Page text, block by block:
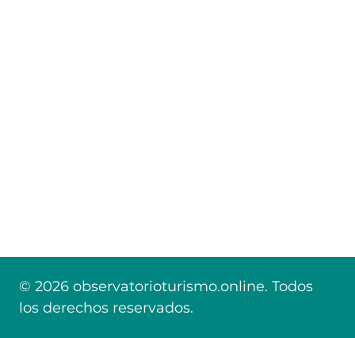
© 2026 observatorioturismo.online. Todos
los derechos reservados.